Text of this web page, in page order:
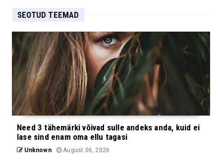
SEOTUD TEEMAD
Need 3 tähemärki võivad sulle andeks anda, kuid ei
lase sind enam oma ellu tagasi
Unknown August 06, 2026